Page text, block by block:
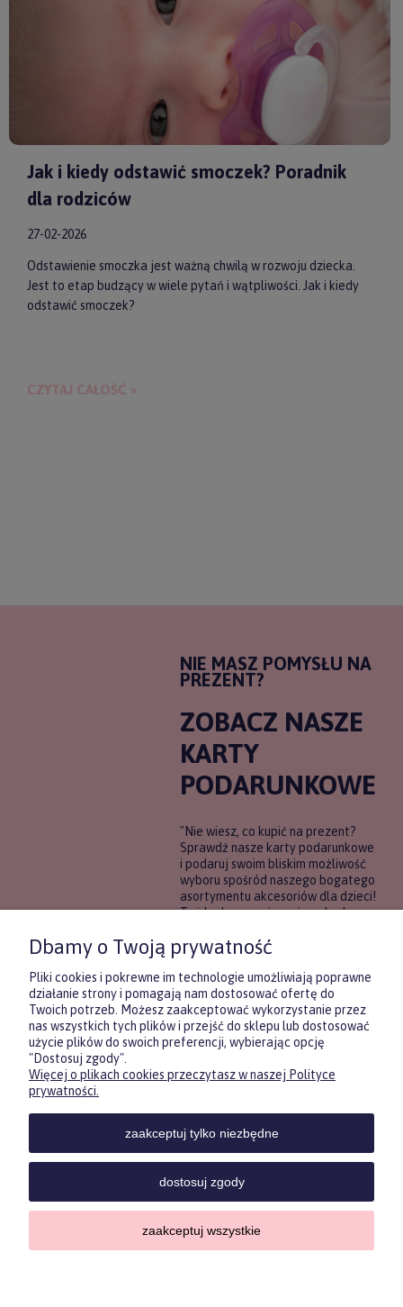
Jak i kiedy odstawić smoczek? Poradnik
dla rodziców
27-02-2026
Odstawienie smoczka jest ważną chwilą w rozwoju dziecka.
Jest to etap budzący w wiele pytań i wątpliwości. Jak i kiedy
odstawić smoczek?
CZYTAJ CAŁOŚĆ »
NIE MASZ POMYSŁU NA
PREZENT?
ZOBACZ NASZE
KARTY
PODARUNKOWE
"Nie wiesz, co kupić na prezent?
Sprawdź nasze karty podarunkowe
i podaruj swoim bliskim możliwość
wyboru spośród naszego bogatego
asortymentu akcesoriów dla dzieci!
To idealne rozwiązanie, gdy chcesz
pewności, co będzie najbardziej
trafione.
DOWIEDZ SIĘ WIĘCEJ
KONTAKTPOMOC MOJE
Sklep internetowy Shoper.pl
Zasubskrybuj nasz newsletter
i otrzymaj5% rabatu na pierwszyzakup.
Twój email
Dbamy o Twoją prywatność
Pliki cookies i pokrewne im technologie umożliwiają poprawne
działanie strony i pomagają nam dostosować ofertę do
Twoich potrzeb. Możesz zaakceptować wykorzystanie przez
nas wszystkich tych plików i przejść do sklepu lub dostosować
użycie plików do swoich preferencji, wybierając opcję
"Dostosuj zgody".
Więcej o plikach cookies przeczytasz w naszej Polityce
prywatności.
zaakceptuj tylko niezbędne
dostosuj zgody
zaakceptuj wszystkie